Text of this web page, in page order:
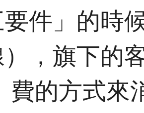
件」的時
，旗下的
費的方式來